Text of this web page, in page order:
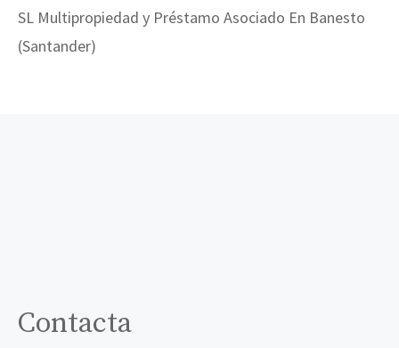
SL Multipropiedad y Préstamo Asociado En Banesto
(Santander)
Contacta